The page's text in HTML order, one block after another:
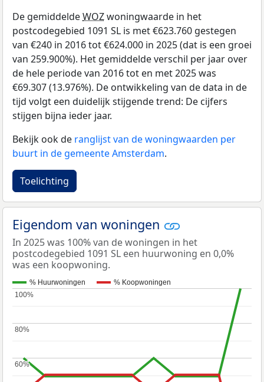
De gemiddeldeWOZwoningwaarde in het
postcodegebied 1091 SL is met €623.760 gestegen
van €240 in 2016 tot €624.000 in 2025 (dat is een groei
van 259.900%). Het gemiddelde verschil per jaar over
de hele periode van 2016 tot en met 2025 was
€69.307 (13.976%). De ontwikkeling van de data in de
tijd volgt een duidelijk stijgende trend: De cijfers
stijgen bijna ieder jaar.
Bekijk ook de ranglijst van de woningwaarden per
buurt in de gemeente Amsterdam.
Toelichting
Eigendom van woningen
In 2025 was 100% van de woningen in het
postcodegebied 1091 SL een huurwoning en 0,0%
was een koopwoning.
% Huurwoningen % Koopwoningen
60%
60%
80%
80%
100%
100%